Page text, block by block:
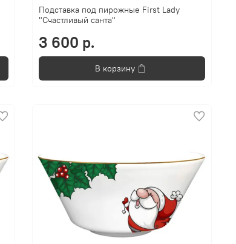
Подставка под пирожные First Lady
"Счастливый санта"
3 600 р.
В корзину